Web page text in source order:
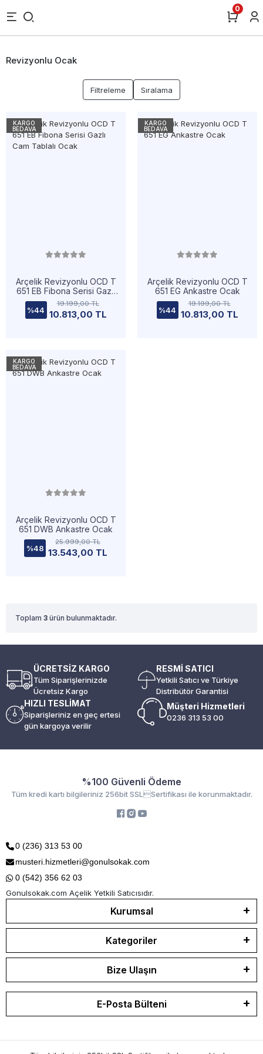
0
Revizyonlu Ocak
Filtreleme Sıralama
KARGO
BEDAVA
Arçelik Revizyonlu OCD T
651 EB Fibona Serisi Gazlı
Cam Tablalı Ocak
%44
19.199,00 TL
10.813,00 TL
KARGO
BEDAVA
Arçelik Revizyonlu OCD T
651 EG Ankastre Ocak
%44
19.199,00 TL
10.813,00 TL
KARGO
BEDAVA
Arçelik Revizyonlu OCD T
651 DWB Ankastre Ocak
%48
25.999,00 TL
13.543,00 TL
Toplam 3 ürün bulunmaktadır.
ÜCRETSİZ KARGO
Tüm Siparişlerinizde
Ücretsiz Kargo
RESMİ SATICI
Yetkili Satıcı ve Türkiye
Distribütör Garantisi
HIZLI TESLİMAT
Siparişleriniz en geç ertesi
gün kargoya verilir
Müşteri Hizmetleri
0236 313 53 00
%100 Güvenli Ödeme
Tüm kredi kartı bilgileriniz 256bit SSLSertifikası ile korunmaktadır.
0 (236) 313 53 00
musteri.hizmetleri@gonulsokak.com
0 (542) 356 62 03
Gonulsokak.com Açelik Yetkili Satıcısıdır.
Kurumsal
Kategoriler
Bize Ulaşın
E-Posta Bülteni